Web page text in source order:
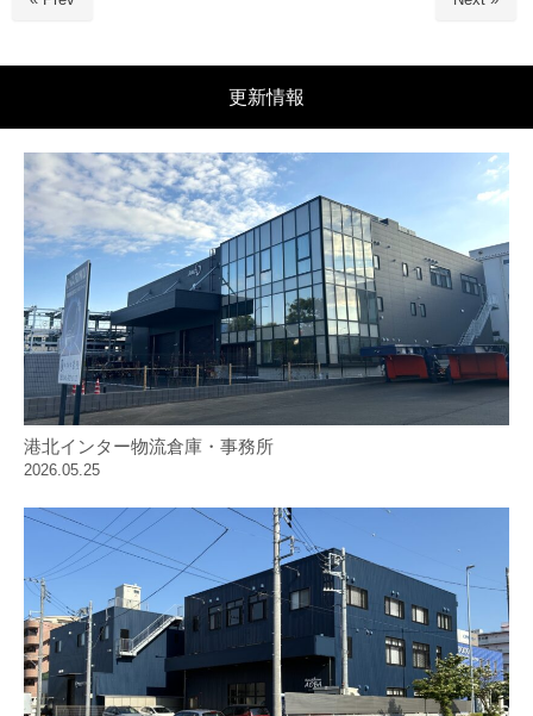
更新情報
港北インター物流倉庫・事務所
2026.05.25